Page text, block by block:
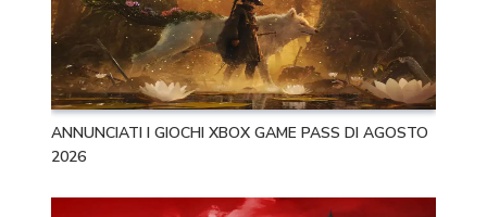
ANNUNCIATI I GIOCHI XBOX GAME PASS DI AGOSTO
2026